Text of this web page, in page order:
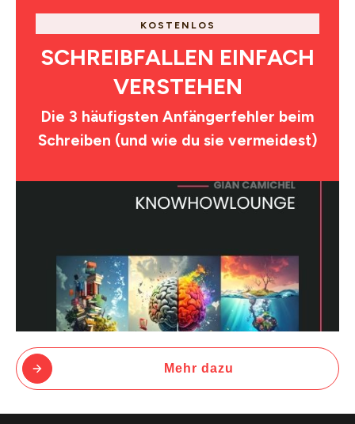
KOSTENLOS
SCHREIBFALLEN EINFACH
VERSTEHEN
Die 3 häufigsten Anfängerfehler beim
Schreiben (und wie du sie vermeidest)
Mehr dazu